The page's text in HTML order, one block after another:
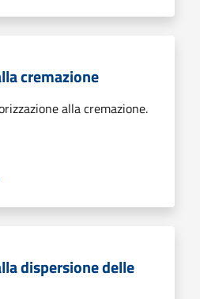
cremazione
alla cremazione.
dispersione delle